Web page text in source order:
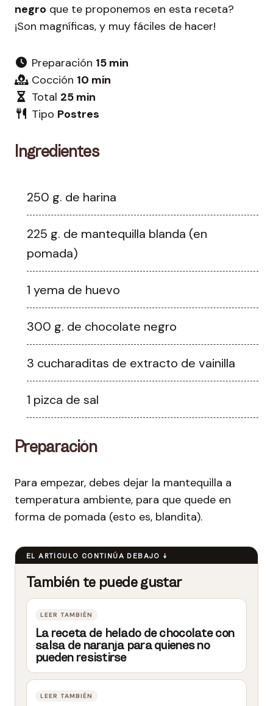
negro que te proponemos en esta receta?
¡Son magníficas, y muy fáciles de hacer!
Preparación 15 min
Cocción 10 min
Total 25 min
Tipo Postres
Ingredientes
250 g. de harina
225 g. de mantequilla blanda (en
pomada)
1 yema de huevo
300 g. de chocolate negro
3 cucharaditas de extracto de vainilla
1 pizca de sal
Preparación
Para empezar, debes dejar la mantequilla a
temperatura ambiente, para que quede en
forma de pomada (esto es, blandita).
La receta de helado de chocolate con
salsa de naranja para quienes no
pueden resistirse